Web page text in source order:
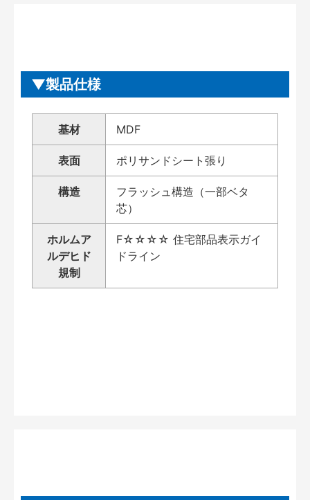
製品仕様
基材 MDF
表面 ポリサンドシート張り
構造
フラッシュ構造（一部ベタ
芯）
ホルムア
ルデヒド
規制
F☆☆☆☆ 住宅部品表示ガイ
ドライン